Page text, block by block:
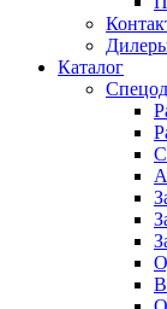
Каталог